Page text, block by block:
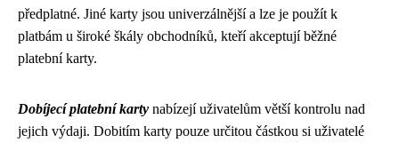
předplatné. Jiné karty jsou univerzálnější a lze je použít k
platbám u široké škály obchodníků, kteří akceptují běžné
platební karty.
Dobíjecí platební karty nabízejí uživatelům větší kontrolu nad
jejich výdaji. Dobitím karty pouze určitou částkou si uživatelé